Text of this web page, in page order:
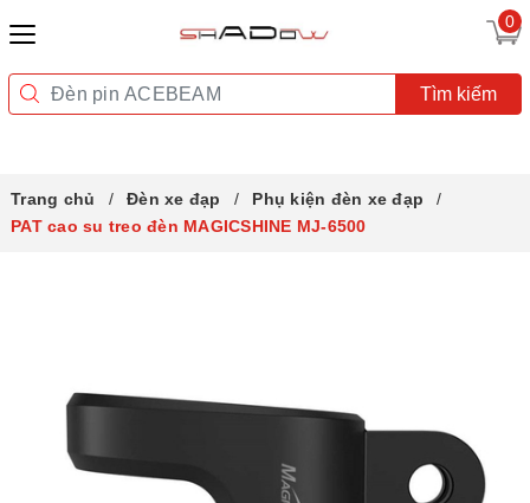
0
Tìm kiếm
Trang chủ Đèn xe đạp
Phụ kiện đèn xe đạp
PAT cao su treo đèn MAGICSHINE MJ-6500